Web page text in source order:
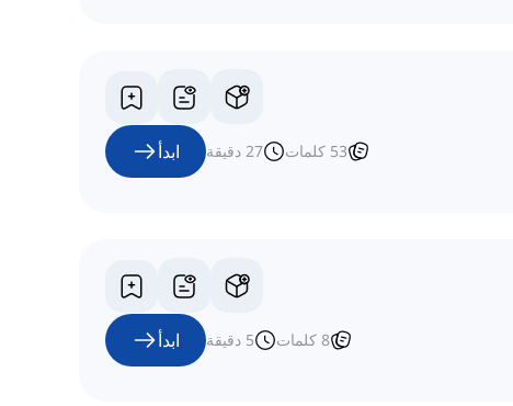
53 كلمات 27 دقيقة ابدأ
8 كلمات 5 دقيقة ابدأ